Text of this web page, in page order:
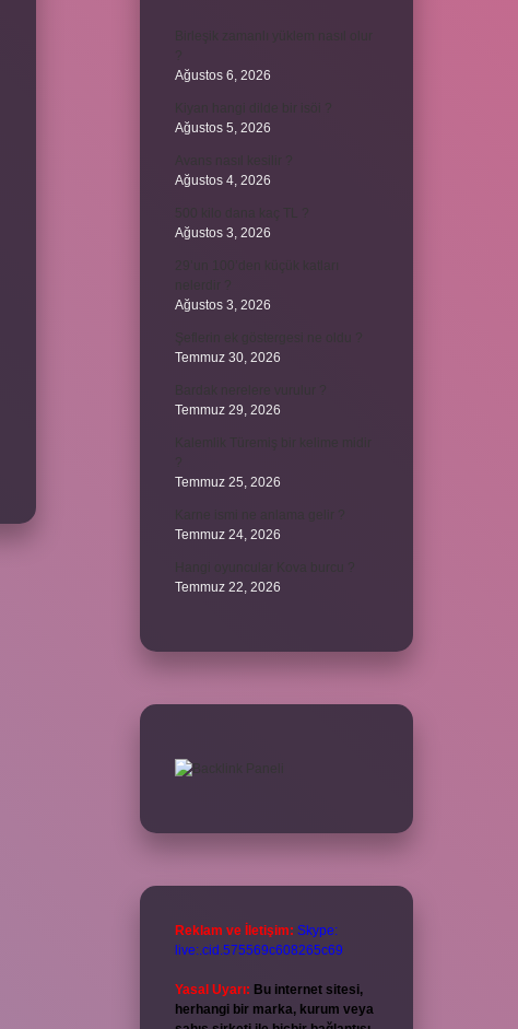
Ağustos 6, 2026
Ağustos 5, 2026
Ağustos 4, 2026
Ağustos 3, 2026
Ağustos 3, 2026
Temmuz 30, 2026
Temmuz 29, 2026
Temmuz 25, 2026
Temmuz 24, 2026
Temmuz 22, 2026
Reklam ve İletişim: Skype:
live:.cid.575569c608265c69
Yasal Uyarı: Bu internet sitesi,
herhangi bir marka, kurum veya